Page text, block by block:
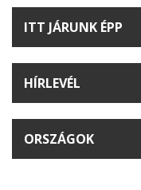
ITT JÁRUNK ÉPP
HÍRLEVÉL
ORSZÁGOK